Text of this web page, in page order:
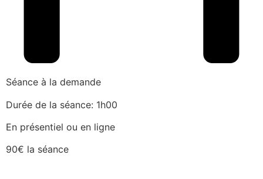
Séance à la demande
Durée de la séance: 1h00
En présentiel ou en ligne
90€ la séance